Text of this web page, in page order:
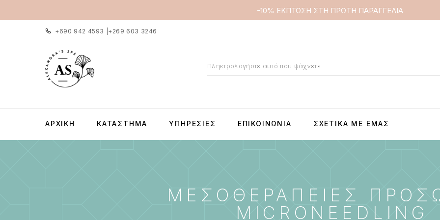
-10% ΕΚΠΤΩΣΗ ΣΤΗ ΠΡΩΤΗ ΠΑΡΑΓΓΕΛΙΑ
+690 942 4593 +269 603 3246
ΑΡΧΙΚΉ ΚΑΤΆΣΤΗΜΑ ΥΠΗΡΕΣΊΕΣ ΕΠΙΚΟΙΝΩΝΊΑ ΣΧΕΤΙΚΆ ΜΕ ΕΜΆΣ
ΜΕΣΟΘΕΡΑΠΕΙΕΣ
MICRONEEDLING